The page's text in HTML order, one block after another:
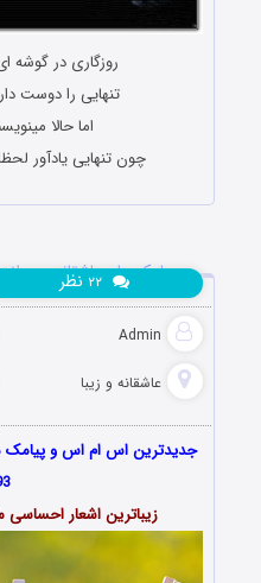
روزگاری در گوشه
تنهایی را دوست
اما حالا
چون تنهایی یادآور
پیامک های عاشقانه و جملات قصار
Admin
عاشقانه و زیبا
۲۲ نظر
جدیدترین اس ام اس و
زیباترین اشعار احساسی